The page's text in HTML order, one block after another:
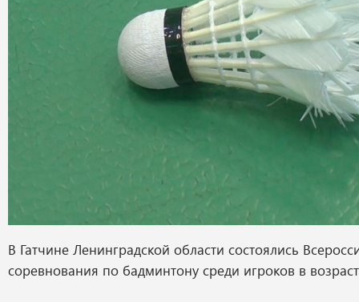
В Гатчине Ленинградской области состоялись
соревнования по бадминтону среди игроков в